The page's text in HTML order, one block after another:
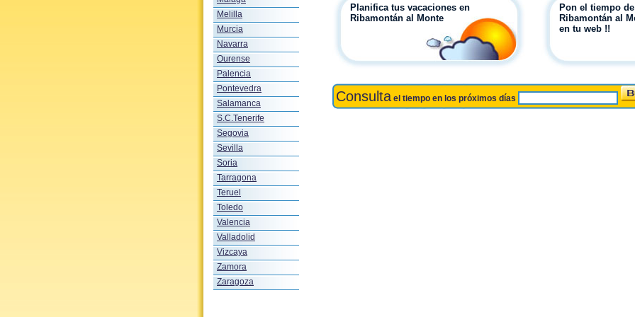
Melilla
Murcia
Navarra
Ourense
Palencia
Pontevedra
Salamanca
S.C.Tenerife
Segovia
Sevilla
Soria
Tarragona
Teruel
Toledo
Valencia
Valladolid
Vizcaya
Zamora
Zaragoza
Pon el tiempo de
Ribamontán al
en tu web !!
Planifica tus vacaciones en
Ribamontán al Monte
Consulta el tiempo en los próximos días